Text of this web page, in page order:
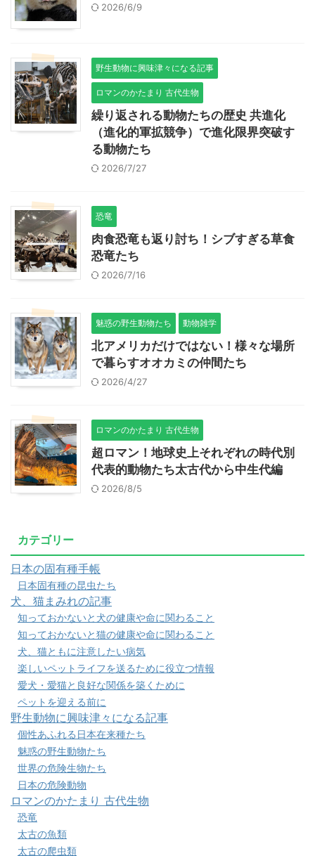
2026/6/9
野生動物に興味津々になる記事
ロマンのかたまり 古代生物
繰り返される動物たちの歴史 共進化
（進化的軍拡競争）で進化限界突破す
る動物たち
2026/7/27
恐竜
肉食恐竜も返り討ち！シブすぎる草食
恐竜たち
2026/7/16
魅惑の野生動物たち 動物雑学
北アメリカだけではない！様々な場所
で暮らすオオカミの仲間たち
2026/4/27
ロマンのかたまり 古代生物
超ロマン！地球史上それぞれの時代別
代表的動物たち太古代から中生代編
2026/8/5
カテゴリー
日本の固有種手帳
日本固有種の昆虫たち
犬、猫まみれの記事
知っておかないと犬の健康や命に関わること
知っておかないと猫の健康や命に関わること
犬、猫ともに注意したい病気
楽しいペットライフを送るために役立つ情報
愛犬・愛猫と良好な関係を築くために
ペットを迎える前に
野生動物に興味津々になる記事
個性あふれる日本在来種たち
魅惑の野生動物たち
世界の危険生物たち
日本の危険動物
ロマンのかたまり 古代生物
恐竜
太古の魚類
太古の爬虫類